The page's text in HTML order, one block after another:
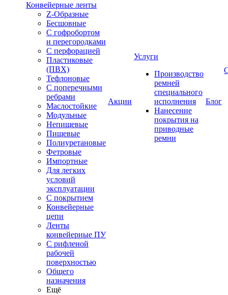
Конвейерные ленты
Z-Образные
Бесшовные
С гофробортом
и перегородками
С перфорацией
Пластиковые
(ПВХ)
Тефлоновые
С поперечными
ребрами
Маслостойкие
Модульные
Непищевые
Пищевые
Полиуретановые
Фетровые
Импортные
Для легких
условий
эксплуатации
С покрытием
Конвейерные
цепи
Ленты
конвейерные ПУ
С рифленой
рабочей
поверхностью
Общего
назначения
Ещё
Акции
Услуги
Производство
ремней
специального
исполнения
Нанесение
покрытия на
приводные
ремни
Блог